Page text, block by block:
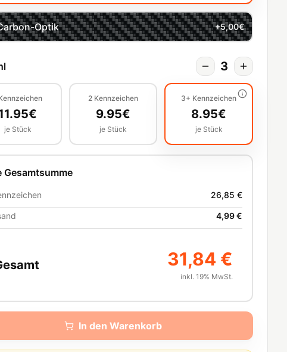
Optik +5,00€
3
€
je Stück
2 Kennzeichen
9.95€
je Stück
3+ Kennzeichen
8.95€
je Stück
Gesamtsumme
26,85 €
4,99 €
31,84 €
inkl. 19% MwSt.
In den Warenkorb